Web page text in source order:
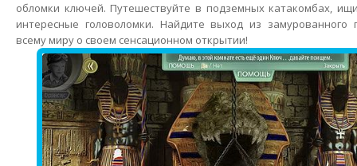
обломки ключей. Путешествуйте в подземных катакомбах,
интересные головоломки. Найдите выход из замурованного
всему миру о своем сенсационном открытии!